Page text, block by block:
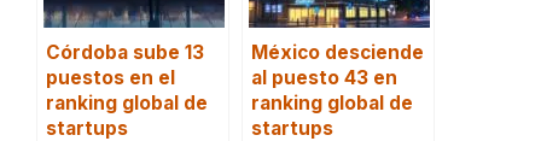
Córdoba sube 13
puestos en el
ranking global de
startups
México desciende
al puesto 43 en
ranking global de
startups